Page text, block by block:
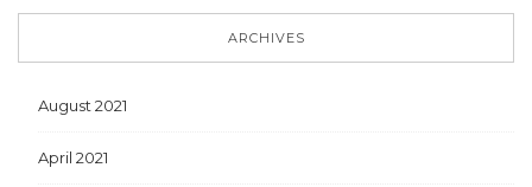
ARCHIVES
August 2021
April 2021